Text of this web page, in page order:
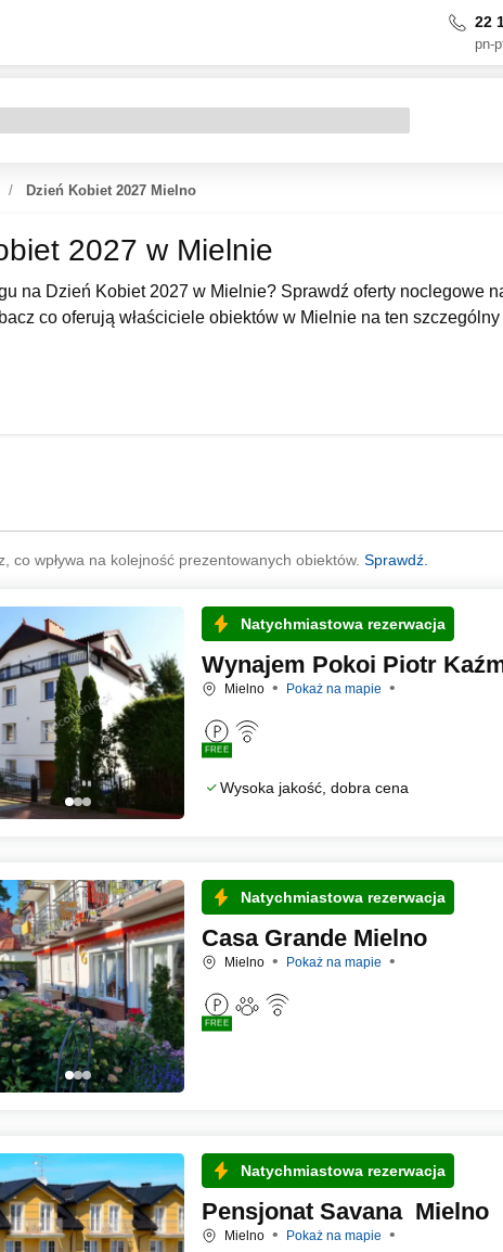
22
pn-
Dzień Kobiet 2027 Mielno
2027 w Mielnie
na Dzień Kobiet 2027 w Mielnie? Sprawdź oferty noclegowe
co oferują właściciele obiektów w Mielnie na ten szczególny
co wpływa na kolejność prezentowanych obiektów. Sprawdź.
Natychmiastowa rezerwacja
Wynajem Pokoi Piotr
Mielno Pokaż na mapie
FREE
Wysoka jakość, dobra cena
Natychmiastowa rezerwacja
Casa Grande Mielno
Mielno Pokaż na mapie
FREE
Natychmiastowa rezerwacja
Pensjonat Savana Mielno
Mielno Pokaż na mapie